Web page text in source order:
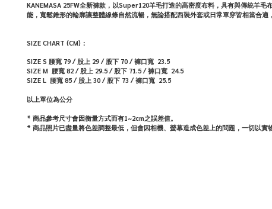
KANEMASA 25FW全新褲款，以Super120羊毛打造的高密度布料，具有與傳統羊
能，寬鬆錐形的輪廓讓整體線條自然流暢，無論搭配西裝外套或日常單穿皆相當合適
SIZE CHART (CM)：
SIZE S 腰寬 79 / 股上 29 / 股下 70 / 褲口寬 23.5
SIZE M 腰寬 82 / 股上 29.5 / 股下 71.5 / 褲口寬 24.5
SIZE L 腰寬 85 / 股上 30 / 股下 73 / 褲口寬 25.5
以上單位為公分
* 商品參考尺寸會因衡量方式而有1~2cm之誤差值。
* 商品照片已盡量將色差調整最低，但會因相機、螢幕造成色差上的問題，一切以實